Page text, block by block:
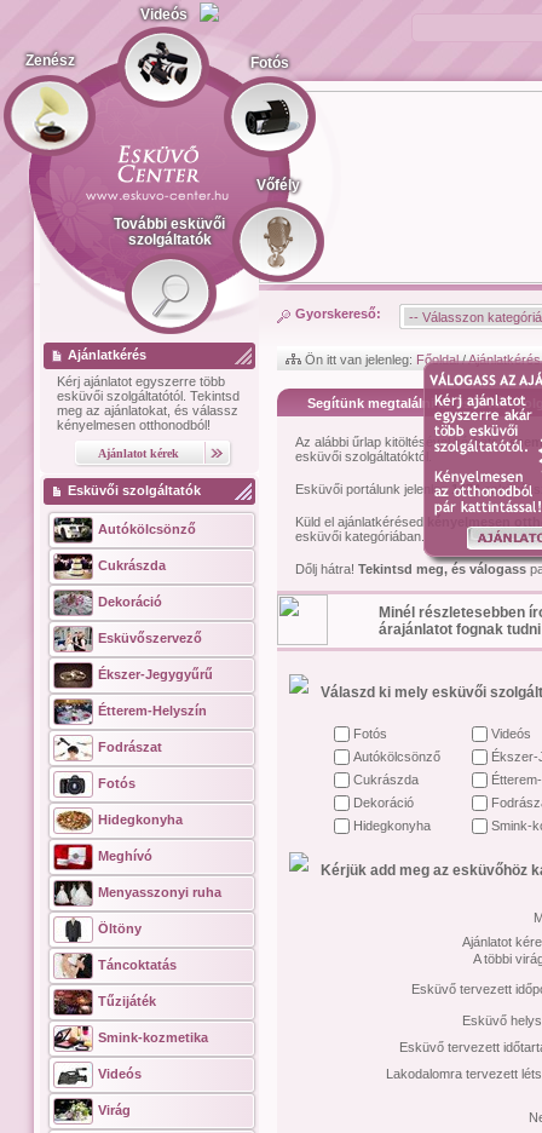
Zenész
Videós
Fotós
Vőfély
További esküvői
szolgáltatók
Ajánlatkérés
Kérj ajánlatot egyszerre több
esküvői szolgáltatótól. Tekintsd
meg az ajánlatokat, és válassz
kényelmesen otthonodból!
Esküvői szolgáltatók
Autókölcsönző
Cukrászda
Dekoráció
Esküvőszervező
Ékszer-Jegygyűrű
Étterem-Helyszín
Fodrászat
Fotós
Hidegkonyha
Meghívó
Menyasszonyi ruha
Öltöny
Táncoktatás
Tűzijáték
Smink-kozmetika
Videós
Virág
Gyorskereső:
Ön itt van jelenleg: Főoldal/Ajánlatkérés
Segítünk megtalálni az esküvői
Az alábbi űrlap kitöltésével kérhetsz
esküvői szolgáltatóktól.
Esküvői portálunk jelenleg 1474esküvői
Küld el ajánlatkérésed
esküvői kategóriában.
Dőlj hátra! Tekintsd meg, és válogass
Minél részletesebben
árajánlatot fognak
Válaszd ki mely esküvői
Fotós
Videós
Autókölcsönző
Ékszer-
Cukrászda
Dekoráció
Hidegkonyha
Smink-
Kérjük add meg az esküvőhöz
Ajánlatot
A többi
Esküvő tervezett
Esküvő
Esküvő tervezett
Lakodalomra tervezett